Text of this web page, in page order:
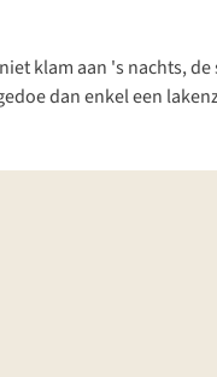
klam aan 's nachts,
dan enkel een